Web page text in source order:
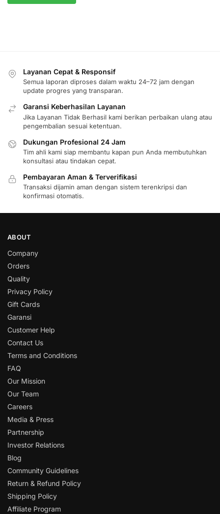
Layanan Cepat & Responsif
Semua laporan diproses dalam waktu 24–72 jam dengan
update progres yang transparan.
Garansi Keberhasilan Layanan
Jika Layanan Tidak Berhasil kami berikan perbaikan ulang atau
pengembalian sesuai ketentuan.
Dukungan Profesional 24 Jam
Tim ahli kami siap membantu kapan pun Anda membutuhkan
konsultasi atau tindakan cepat.
Pembayaran Aman & Terverifikasi
Transaksi dijamin aman dengan sistem terenkripsi dan
konfirmasi otomatis.
ABOUT
Company
Orders
Quality
Privacy Policy
Gift Cards
Garansi
Customer Help
Contact Us
Terms and Conditions
FAQ
Our Mission
Our Team
Careers
Media & Press
Partnership
Investor Relations
Blog
Community Guidelines
Return & Refund Policy
Shipping Policy
Affiliate Program